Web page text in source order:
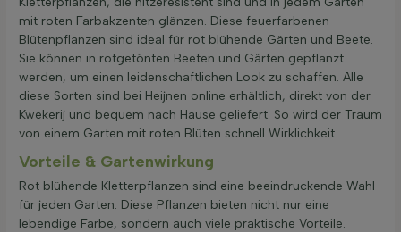
mit roten Farbakzenten glänzen. Diese feuerfarbenen
Blütenpflanzen sind ideal für rot blühende Gärten und Beete.
Sie können in rotgetönten Beeten und Gärten gepflanzt
werden, um einen leidenschaftlichen Look zu schaffen. Alle
diese Sorten sind bei Heijnen online erhältlich, direkt von der
Kwekerij und bequem nach Hause geliefert. So wird der Traum
von einem Garten mit roten Blüten schnell Wirklichkeit.
Vorteile & Gartenwirkung
Rot blühende Kletterpflanzen sind eine beeindruckende Wahl
für jeden Garten. Diese Pflanzen bieten nicht nur eine
lebendige Farbe, sondern auch viele praktische Vorteile.